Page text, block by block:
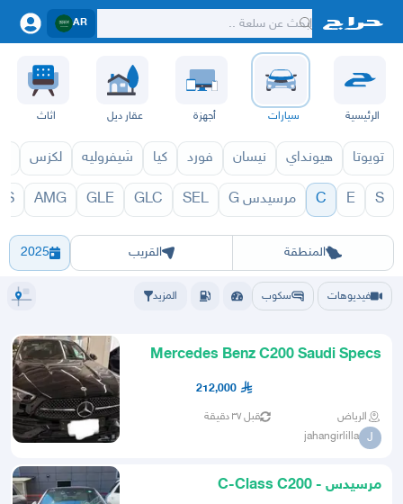
AR
الرئيسية سيارات أجهزة عقار ديل اثاث
تويوتا هيونداي نيسان فورد كيا شيفروليه لكزس
S
E
C مرسيدس G SEL
GLC
GLE
AMG
المنطقة
الرياض الشرقيهجده الطايف حائلأبها عسيرالباحة
القريب 2025
C 1970
فيديوهات سكوب المزيد
Mercedes Benz C200 Saudi Specs
212,000
الرياض قبل ٣٧ دقيقة
J
jahangirlilla
مرسيدس - C-Class C200